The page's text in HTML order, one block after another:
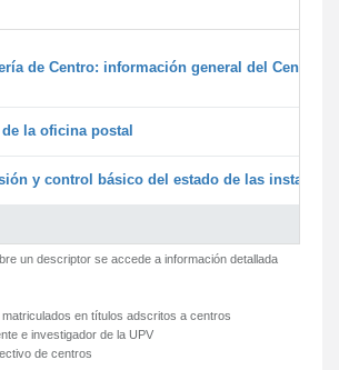
de Centro: información general del Centro y
la oficina postal
y control básico del estado de las
un descriptor se accede a información detallada
matriculados en títulos adscritos a centros
e investigador de la UPV
de centros